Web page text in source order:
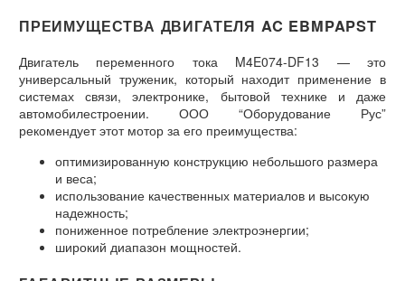
ПРЕИМУЩЕСТВА ДВИГАТЕЛЯ AC EBMPAPST
Двигатель переменного тока M4E074-DF13 — это
универсальный труженик, который находит применение в
системах связи, электронике, бытовой технике и даже
автомобилестроении. ООО “Оборудование Рус”
рекомендует этот мотор за его преимущества:
оптимизированную конструкцию небольшого размера
и веса;
использование качественных материалов и высокую
надежность;
пониженное потребление электроэнергии;
широкий диапазон мощностей.